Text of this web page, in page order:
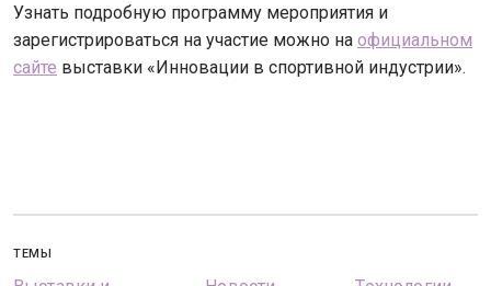
Узнать подробную программу мероприятия и
зарегистрироваться на участие можно на официальном
сайте выставки «Инновации в спортивной индустрии».
ТЕМЫ